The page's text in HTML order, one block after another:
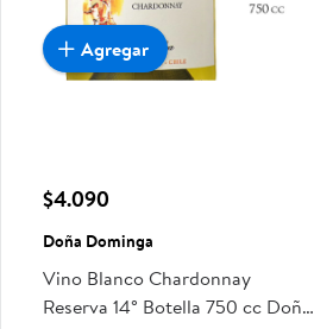
$4.090
Doña Dominga
Vino Blanco Chardonnay
Reserva 14° Botella 750 cc Doña
Agregar